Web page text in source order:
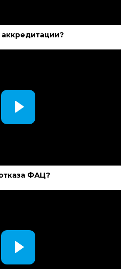
аккредитации?
ФАЦ?